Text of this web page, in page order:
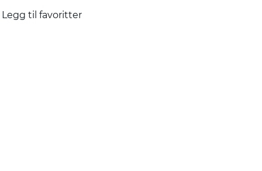
Legg til favoritter